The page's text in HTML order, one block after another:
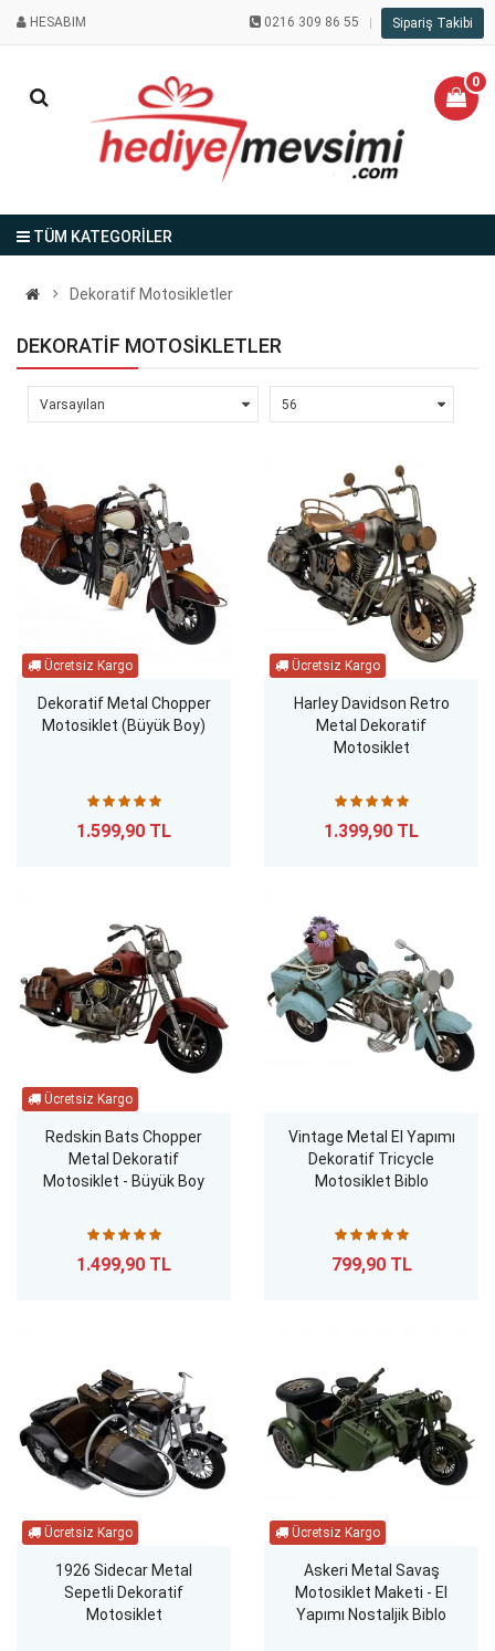
HESABIM 0216 309 86 55 Sipariş Takibi
0
TÜM KATEGORİLER
Dekoratif Motosikletler
DEKORATIF MOTOSIKLETLER
Dekoratif Metal Chopper
Motosiklet (Büyük Boy)
1.599,90 TL
Harley Davidson Retro
Metal Dekoratif
Motosiklet
1.399,90 TL
Redskin Bats Chopper
Metal Dekoratif
Motosiklet - Büyük Boy
1.499,90 TL
Vintage Metal El Yapımı
Dekoratif Tricycle
Motosiklet Biblo
799,90 TL
1926 Sidecar Metal
Sepetli Dekoratif
Motosiklet
Askeri Metal Savaş
Motosiklet Maketi - El
Yapımı Nostaljik Biblo